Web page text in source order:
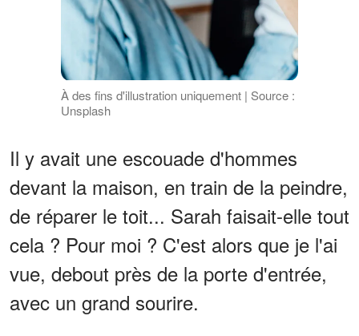
À des fins d'illustration uniquement | Source :
Unsplash
Il y avait une escouade d'hommes
devant la maison, en train de la peindre,
de réparer le toit... Sarah faisait-elle tout
cela ? Pour moi ? C'est alors que je l'ai
vue, debout près de la porte d'entrée,
avec un grand sourire.